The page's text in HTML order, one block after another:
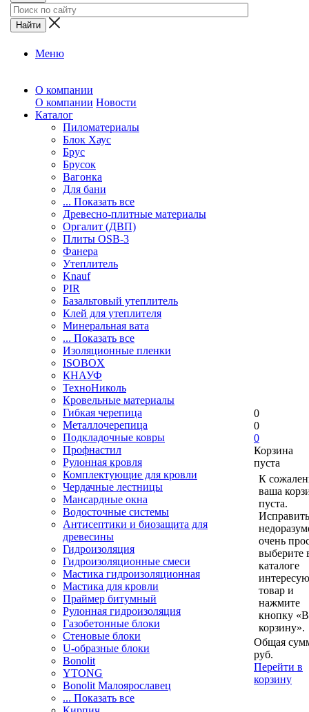
Меню
О компании
О компании Новости
Каталог
Пиломатериалы
Блок Хаус
Брус
Брусок
Вагонка
Для бани
... Показать все
Древесно-плитные материалы
Оргалит (ДВП)
Плиты OSB-3
Фанера
Утеплитель
Knauf
PIR
Базальтовый утеплитель
Клей для утеплителя
Минеральная вата
... Показать все
Изоляционные пленки
ISOBOX
КНАУФ
ТехноНиколь
Кровельные материалы
Гибкая черепица
Металлочерепица
Подкладочные ковры
Профнастил
Рулонная кровля
Комплектующие для кровли
Чердачные лестницы
Мансардные окна
Водосточные системы
Антисептики и биозащита для
древесины
Гидроизоляция
Гидроизоляционные смеси
Мастика гидроизоляционная
Мастика для кровли
Праймер битумный
Рулонная гидроизоляция
Газобетонные блоки
Стеновые блоки
U-образные блоки
Bonolit
YTONG
Bonolit Малоярославец
... Показать все
0
0
0
Корзина
пуста
К
ваша
пуста.
очень
выберите
каталоге
товар и
нажмите
кнопку «В
корзину».
Общая
руб.
Перейти в
корзину